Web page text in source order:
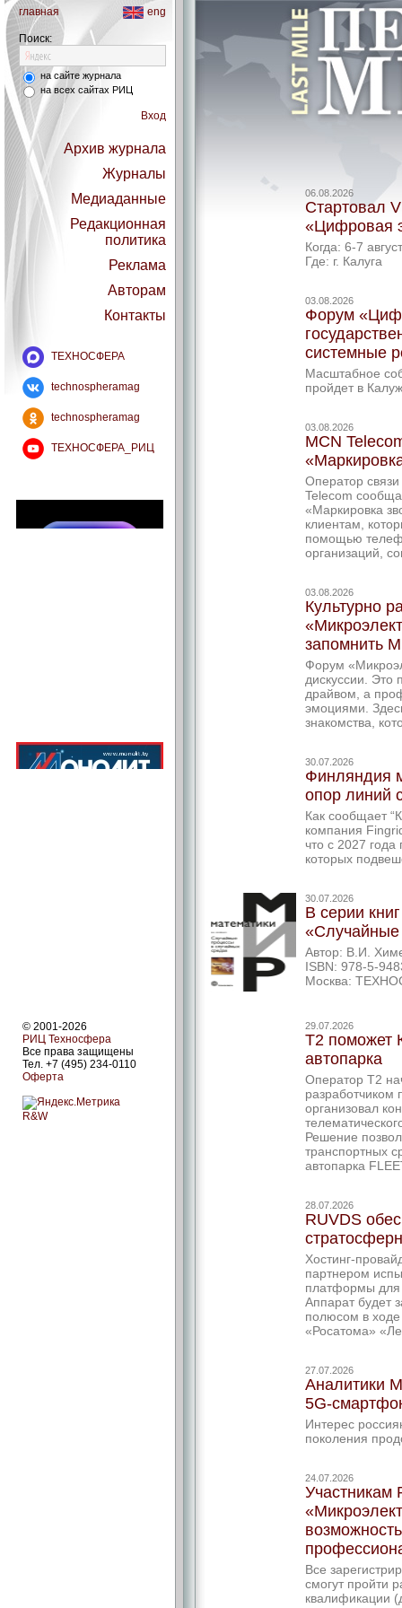
главная eng
Поиск:
на сайте журнала
на всех сайтах РИЦ
Вход
Архив журнала
Журналы
Медиаданные
Редакционная
политика
Реклама
Авторам
Контакты
ТЕХНОСФЕРА
technospheramag
technospheramag
ТЕХНОСФЕРА_РИЦ
© 2001-2026
РИЦ Техносфера
Все права защищены
Тел. +7 (495) 234-0110
Оферта
R&W
06.08.2026
Стартовал
«Цифровая
Когда: 6-7
Где: г. Калуга
03.08.2026
Форум
системные
Масштабное
пройдет в
03.08.2026
MCN
Оператор
Telecom
«Маркировка
клиентам,
помощью
организаций,
03.08.2026
Культурно
запомнить
Форум
дискуссии. Это
драйвом, а
эмоциями.
знакомства,
30.07.2026
Финляндия
опор линий
Как сообщает
компания
что с 2027
которых
30.07.2026
В серии
«Случайные
Автор: В.И.
ISBN: 978-5-
Москва:
29.07.2026
T2 поможет
автопарка
Оператор T2
организовал
Решение
транспортных
автопарка
28.07.2026
RUVDS
Хостинг-
партнером
платформы для
Аппарат будет
полюсом в ходе
«Росатома»
27.07.2026
Аналитики
5G-
Интерес
поколения
24.07.2026
Участникам
Все
смогут пройти
квалификации